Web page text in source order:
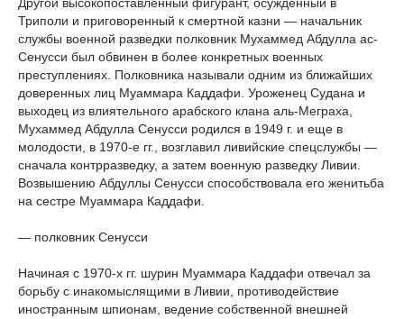
Триполи и приговоренный к смертной казни — начальник
службы военной разведки полковник Мухаммед Абдулла ас-
Сенусси был обвинен в более конкретных военных
преступлениях. Полковника называли одним из ближайших
доверенных лиц Муаммара Каддафи. Уроженец Судана и
выходец из влиятельного арабского клана аль-Меграха,
Мухаммед Абдулла Сенусси родился в 1949 г. и еще в
молодости, в 1970-е гг., возглавил ливийские спецслужбы —
сначала контрразведку, а затем военную разведку Ливии.
Возвышению Абдуллы Сенусси способствовала его женитьба
на сестре Муаммара Каддафи.
— полковник Сенусси
Начиная с 1970-х гг. шурин Муаммара Каддафи отвечал за
борьбу с инакомыслящими в Ливии, противодействие
иностранным шпионам, ведение собственной внешней